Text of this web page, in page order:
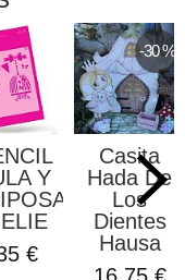
Y
€
-30 %
Casita
Hada De
Los
Dientes
Hausa
16,75 €